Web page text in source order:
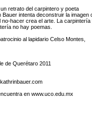
retrato del carpintero y poeta
intenta deconstruir la imagen
no-hacer crea el arte. La carpintería
no hay poemas.
al lapidario Celso Montes,
de Querétaro 2011
en www.uco.edu.mx